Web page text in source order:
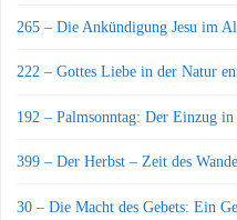
265 – Die Ankündigung Jesu im
222 – Gottes Liebe in der Natur
192 – Palmsonntag: Der Einzug
399 – Der Herbst – Zeit des
30 – Die Macht des Gebets: Ein